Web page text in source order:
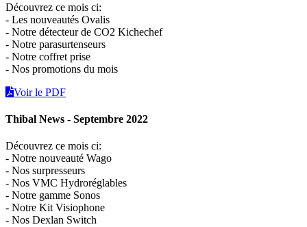
Découvrez ce mois ci:
- Les nouveautés Ovalis
- Notre détecteur de CO2 Kichechef
- Notre parasurtenseurs
- Notre coffret prise
- Nos promotions du mois
Voir le PDF
Thibal News - Septembre 2022
Découvrez ce mois ci:
- Notre nouveauté Wago
- Nos surpresseurs
- Nos VMC Hydroréglables
- Notre gamme Sonos
- Notre Kit Visiophone
- Nos Dexlan Switch